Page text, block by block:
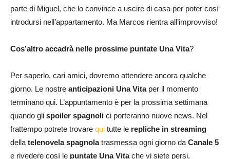
parte di Miguel, che lo convince a uscire di casa per poter così
introdursi nell’appartamento. Ma Marcos rientra all’improvviso!
Cos’altro accadrà nelle prossime puntate Una Vita?
Per saperlo, cari amici, dovremo attendere ancora qualche
giorno. Le nostre anticipazioni Una Vitaper il momento
terminano qui. L’appuntamento è per la prossima settimana
quando gli spoiler spagnoli ci porteranno nuove news. Nel
frattempo potrete trovare qui tutte le repliche in streaming
della telenovela spagnolatrasmessa ogni giorno da Canale 5
e rivedere così le puntate Una Vitache vi siete persi.